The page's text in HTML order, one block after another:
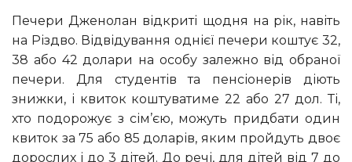
Печери Дженолан відкриті щодня на рік, навіть
на Різдво. Відвідування однієї печери коштує 32,
38 або 42 долари на особу залежно від обраної
печери. Для студентів та пенсіонерів діють
знижки, і квиток коштуватиме 22 або 27 дол. Ті,
хто подорожує з сім’єю, можуть придбати один
квиток за 75 або 85 доларів, яким пройдуть двоє
дорослих і до 3 дітей. До речі, для дітей від 7 до